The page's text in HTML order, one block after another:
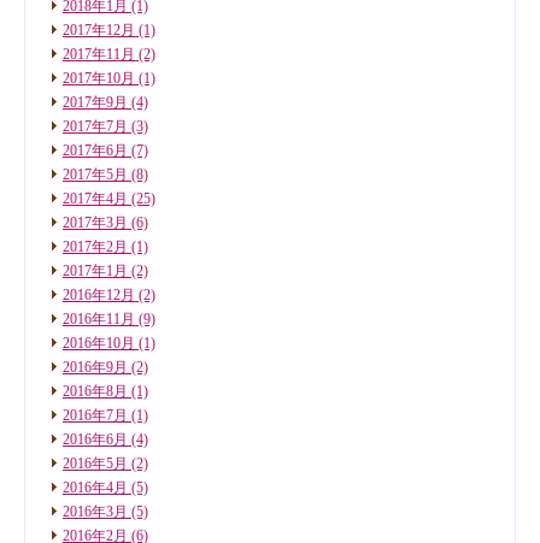
2018年1月 (1)
2017年12月 (1)
2017年11月 (2)
2017年10月 (1)
2017年9月 (4)
2017年7月 (3)
2017年6月 (7)
2017年5月 (8)
2017年4月 (25)
2017年3月 (6)
2017年2月 (1)
2017年1月 (2)
2016年12月 (2)
2016年11月 (9)
2016年10月 (1)
2016年9月 (2)
2016年8月 (1)
2016年7月 (1)
2016年6月 (4)
2016年5月 (2)
2016年4月 (5)
2016年3月 (5)
2016年2月 (6)